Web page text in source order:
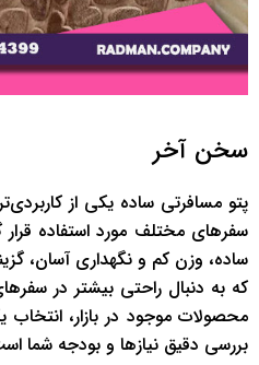
سخن آخر
پتو مسافرتی ساده یکی از
سفرهای مختلف مورد استفاده
ساده، وزن کم و نگهداری آسان،
که به دنبال راحتی بیشتر در
محصولات موجود در بازار،
بررسی دقیق نیازها و بودجه شما